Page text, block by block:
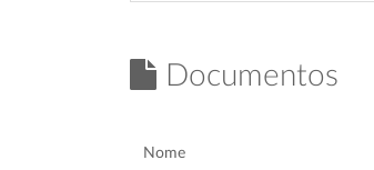
Documentos
Nome